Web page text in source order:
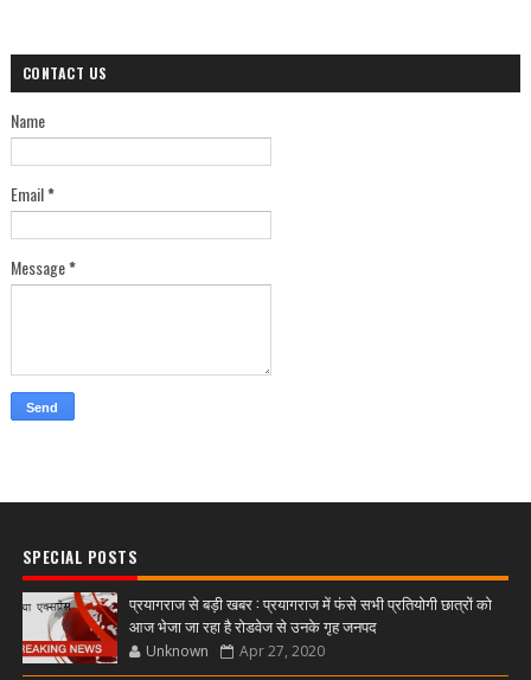
CONTACT US
Name
Email*
Message*
SPECIAL POSTS
प्रयागराज से बड़ी खबर : प्रयागराज में फंसे सभी प्रतियोगी छात्रों को
आज भेजा जा रहा है रोडवेज से उनके गृह जनपद
Unknown Apr 27, 2020